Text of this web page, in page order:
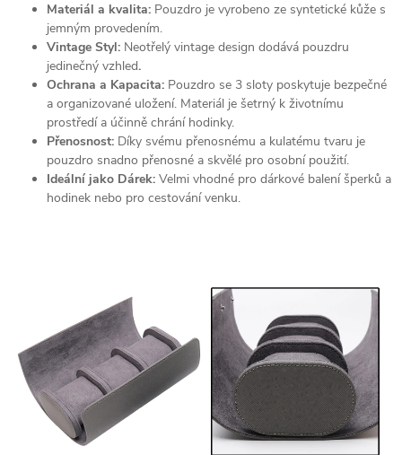
Materiál a kvalita: Pouzdro je vyrobeno ze syntetické kůže s
jemným provedením.
Vintage Styl: Neotřelý vintage design dodává pouzdru
jedinečný vzhled.
Ochrana a Kapacita: Pouzdro se 3 sloty poskytuje bezpečné
a organizované uložení. Materiál je šetrný k životnímu
prostředí a účinně chrání hodinky.
Přenosnost: Díky svému přenosnému a kulatému tvaru je
pouzdro snadno přenosné a skvělé pro osobní použití.
Ideální jako Dárek: Velmi vhodné pro dárkové balení šperků a
hodinek nebo pro cestování venku.